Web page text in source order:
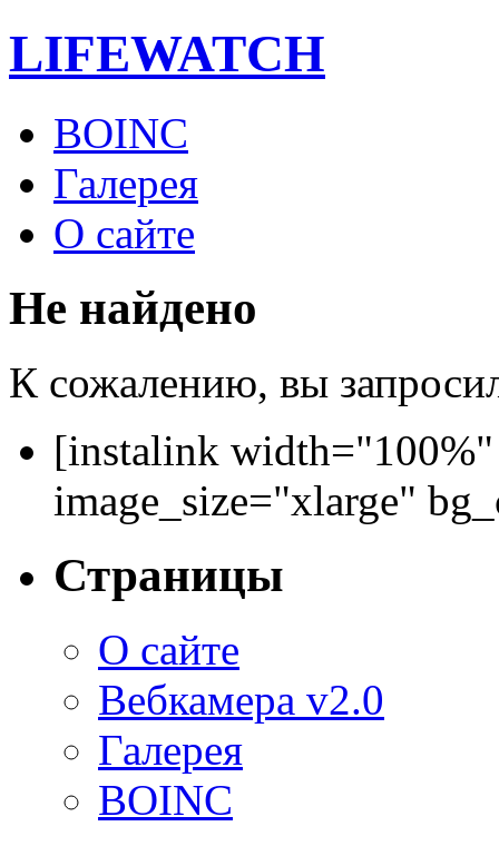
LIFEWATCH
BOINC
Галерея
О сайте
Не найдено
К сожалению, вы
[instalink
image_size="xlarge"
Страницы
О сайте
Вебкамера v2.0
Галерея
BOINC